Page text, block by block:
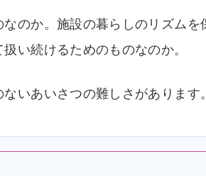
のか。施設の暮らしのリズムを
い続けるためのものなのか。
いあいさつの難しさがあります。